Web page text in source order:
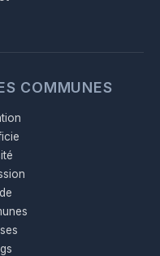
COMMUNES